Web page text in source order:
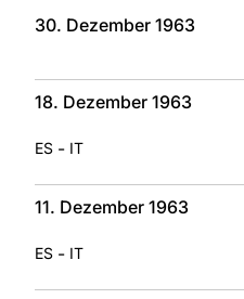
30. Dezember 1963
18. Dezember 1963
ES - IT
11. Dezember 1963
ES - IT